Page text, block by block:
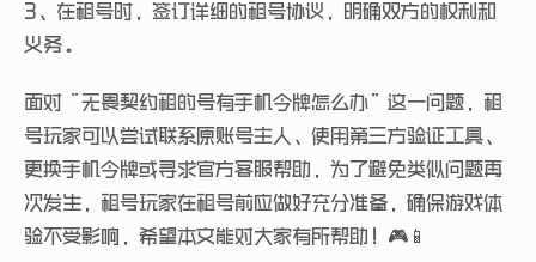
3、在租号时，签订详细的租号协议，明确双方的权利和
义务。
面对“无畏契约租的号有手机令牌怎么办”这一问题，租
号玩家可以尝试联系原账号主人、使用第三方验证工具、
更换手机令牌或寻求官方客服帮助，为了避免类似问题再
次发生，租号玩家在租号前应做好充分准备，确保游戏体
验不受影响，希望本文能对大家有所帮助！🎮📱